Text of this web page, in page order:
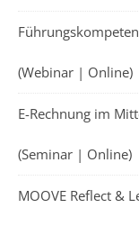
(Webinar | Online)
E-Rechnung im
(Seminar | Online)
MOOVE Reflect &